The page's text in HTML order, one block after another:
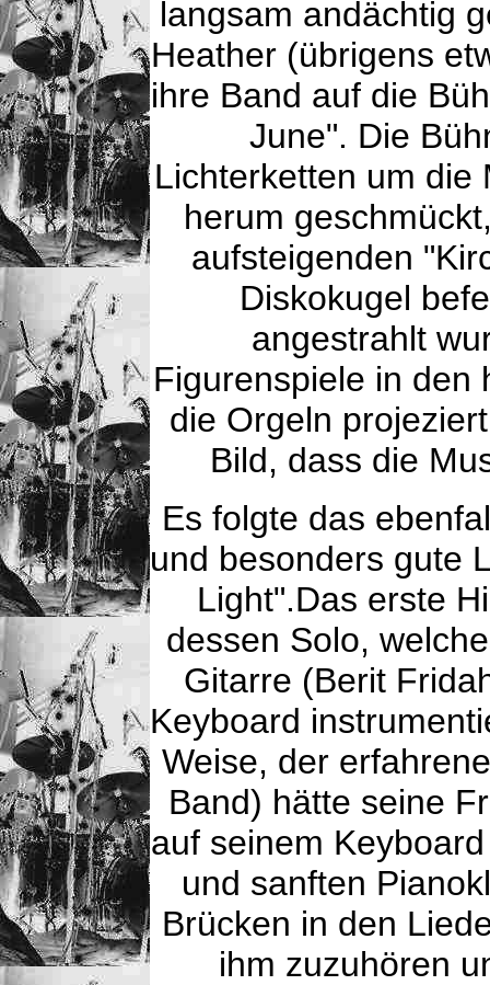
langsam andächtig
Heather (übrigens
ihre Band auf die
June". Die
Lichterketten um die
herum
aufsteigenden
Diskokugel
angestrahlt
Figurenspiele in den
die Orgeln
Bild, dass die
Es folgte das
und besonders gute
Light".Das erste
dessen Solo,
Gitarre (Berit
Keyboard
Weise, der
Band) hätte seine
auf seinem
und sanften
Brücken in den
ihm zuzuhören